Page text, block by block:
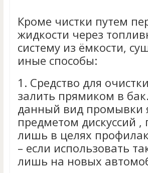
Кроме чистки путем
жидкости через
систему из ёмкости,
иные способы:
1. Средство для
залить прямиком в
данный вид промывки
предметом дискуссий
лишь в целях
– если использовать
лишь на новых